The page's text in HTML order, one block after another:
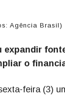
Agência Brasil)
expandir
o
feira (3)